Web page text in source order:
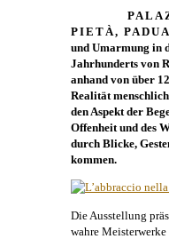
PIETÀ, PADUA
und Umarmung in
Jahrhunderts von
anhand von über
Realität
den Aspekt der
Offenheit und des
durch Blicke,
kommen.
Die Ausstellung
wahre